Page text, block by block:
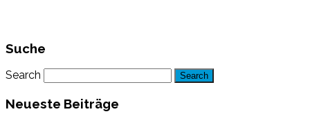
Suche
Search
Neueste Beiträge